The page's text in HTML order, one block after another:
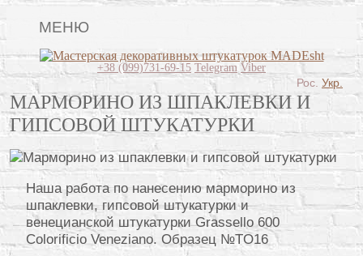
МЕНЮ
Lincrusta
Виды штукатурок
Поклейка обоев
Картины
Декоративные панно
Видео
Вопрос-ответ
+38 (099)731-69-15 Telegram Viber
МАРМОРИНО ИЗ ШПАКЛЕВКИ И
ГИПСОВОЙ ШТУКАТУРКИ
Наша работа по нанесению марморино из
шпаклевки, гипсовой штукатурки и
венецианской штукатурки Grassello 600
Colorificio Veneziano. Образец №TO16
Рос. Укр.